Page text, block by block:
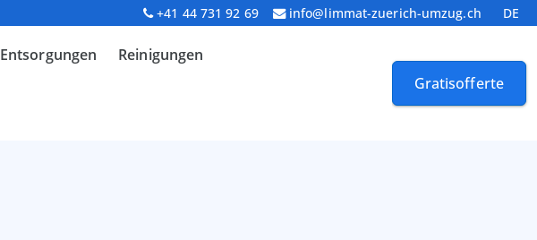
+41 44 731 92 69 info@limmat-zuerich-umzug.ch DE
Entsorgungen Reinigungen
Gratisofferte